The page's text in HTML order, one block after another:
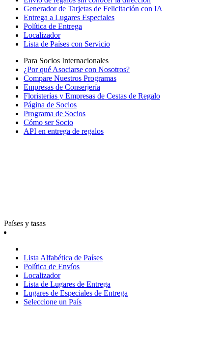
Generador de Tarjetas de Felicitación con IA
Entrega a Lugares Especiales
Política de Entrega
Localizador
Lista de Países con Servicio
Para Socios Internacionales
¿Por qué Asociarse con Nosotros?
Compare Nuestros Programas
Empresas de Conserjería
Floristerías y Empresas de Cestas de Regalo
Página de Socios
Programa de Socios
Cómo ser Socio
API en entrega de regalos
Países y tasas
Lista Alfabética de Países
Política de Envíos
Localizador
Lista de Lugares de Entrega
Lugares de Especiales de Entrega
Seleccione un País